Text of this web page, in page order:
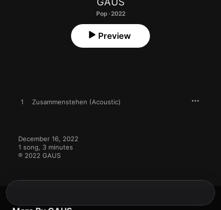
Pop · 2022
Preview
1 Zusammenstehen (Acoustic)
December 16, 2022
1 song, 3 minutes
℗ 2022 GAUS